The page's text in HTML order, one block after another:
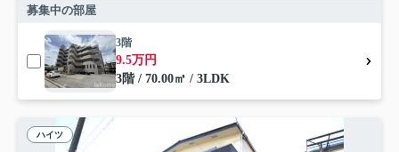
募集中の部屋
3階
9.5万円
3階 / 70.00㎡ / 3LDK
ハイツ